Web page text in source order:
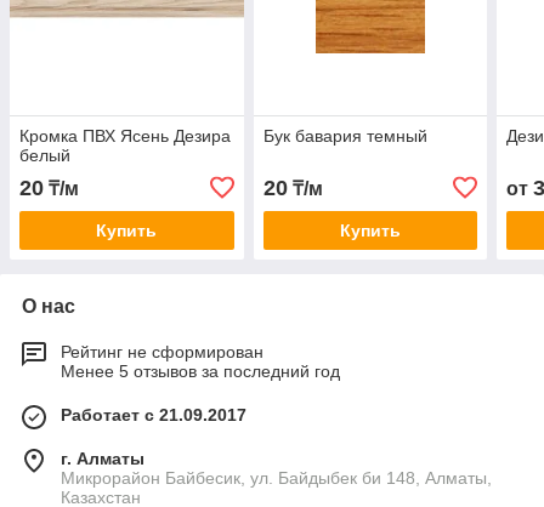
Кромка ПВХ Ясень Дезира
белый
20 ₸/м
Купить
Бук бавария темный
20₸/м
Купить
от
О нас
Рейтинг не сформирован
Менее 5 отзывов за последний год
Работает с 21.09.2017
г. Алматы
Микрорайон Байбесик, ул. Байдыбек би 148, Алматы,
Казахстан